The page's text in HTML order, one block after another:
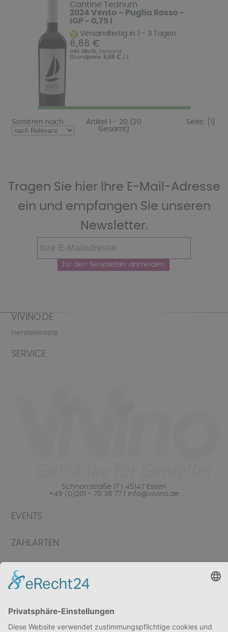
Cantine Teanum
2024 Vento – Puglia Rosso -
IGP - 0,75 l
Versandfertig in 1 - 3 Tagen.
6,66 €
inkl. MwSt, Versand
Grundpreis: 8,88 € / L
Sortieren nach:
Artikel 1 - 20 (20
Gesamt)
Seite:
Tragen Sie hier Ihre E-Mail-Adresse
ein und empfangen Sie unseren
Newsletter.
VIVINO.DE
Herstellerliste
SERVICE
Schnorrstraße 17 | 45147 Essen
+49 (0)201 - 70 36 77 | info@vivino.de
EVENTS
ZAHLARTEN